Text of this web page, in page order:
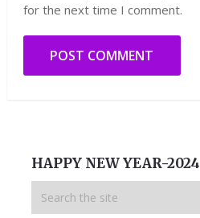
for the next time I comment.
HAPPY NEW YEAR-2024